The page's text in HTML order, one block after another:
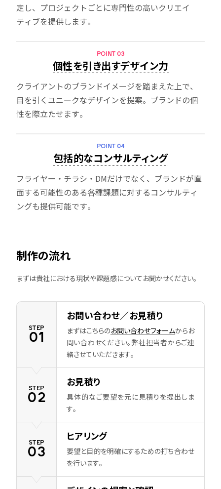
定し、プロジェクトごとに専門性の高いクリエイ
ティブを提供します。
POINT 03
個性を引き出すデザイン力
クライアントのブランドイメージを踏まえた上で、
目を引くユニークなデザインを提案。ブランドの個
性を際立たせます。
POINT 04
包括的なコンサルティング
フライヤー・チラシ・DMだけでなく、ブランドが直
面する可能性のある各種課題に対するコンサルティ
ングも提供可能です。
制作の流れ
まずは貴社における現状や課題感についてお聞かせください。
STEP
01
お問い合わせ／お見積り
まずはこちらのお問い合わせフォームからお
問い合わせください。弊社担当者からご連
絡させていただきます。
STEP
02
お見積り
具体的なご要望を元に見積りを提出しま
す。
STEP
03
ヒアリング
要望と目的を明確にするための打ち合わせ
を行います。